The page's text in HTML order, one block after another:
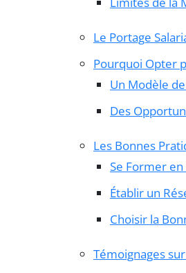
Le Portage
Pourquoi Opter
Un Modèle
Des
Les Bonnes
Se Former
Établir un
Choisir la
Témoignages